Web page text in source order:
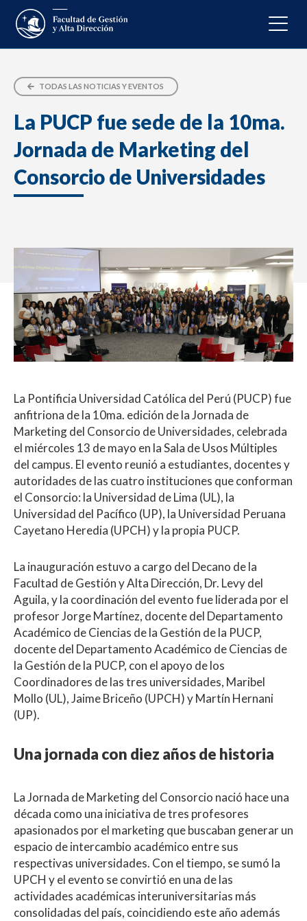
TODAS LAS NOTICIAS Y EVENTOS
La PUCP fue sede de la 10ma.
Jornada de Marketing del
Consorcio de Universidades
La Pontificia Universidad Católica del Perú (PUCP) fue
anfitriona de la 10ma. edición de la Jornada de
Marketing del Consorcio de Universidades, celebrada
el miércoles 13 de mayo en la Sala de Usos Múltiples
del campus. El evento reunió a estudiantes, docentes y
autoridades de las cuatro instituciones que conforman
el Consorcio: la Universidad de Lima (UL), la
Universidad del Pacífico (UP), la Universidad Peruana
Cayetano Heredia (UPCH) y la propia PUCP.
La inauguración estuvo a cargo del Decano de la
Facultad de Gestión y Alta Dirección, Dr. Levy del
Aguila, y la coordinación del evento fue liderada por el
profesor Jorge Martínez, docente del Departamento
Académico de Ciencias de la Gestión de la PUCP,
docente del Departamento Académico de Ciencias de
la Gestión de la PUCP, con el apoyo de los
Coordinadores de las tres universidades, Maribel
Mollo (UL), Jaime Briceño (UPCH) y Martín Hernani
(UP).
Una jornada con diez años de historia
La Jornada de Marketing del Consorcio nació hace una
década como una iniciativa de tres profesores
apasionados por el marketing que buscaban generar un
espacio de intercambio académico entre sus
respectivas universidades. Con el tiempo, se sumó la
UPCH y el evento se convirtió en una de las
actividades académicas interuniversitarias más
consolidadas del país, coincidiendo este año además